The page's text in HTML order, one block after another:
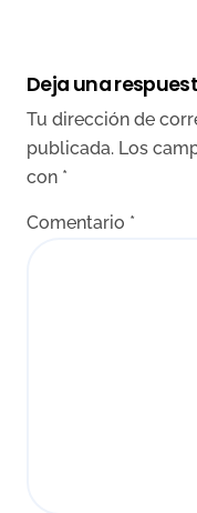
Deja una
Tu dirección de
publicada. Los
con *
Comentario *